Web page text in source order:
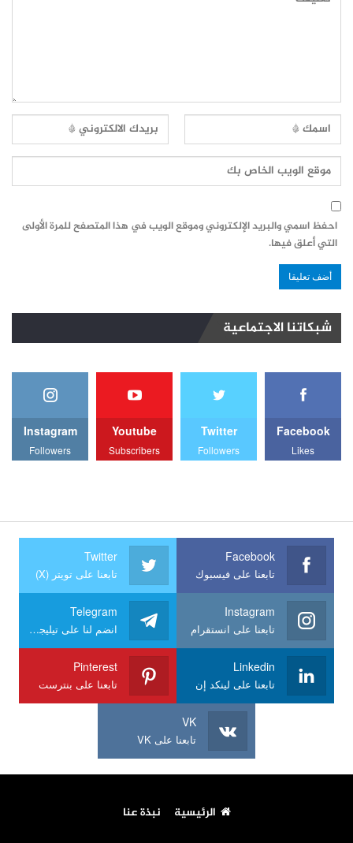
احفظ اسمي والبريد الإلكتروني وموقع الويب في هذا المتصفح للمرة الأولى
التي أعلق فيها.
شبكاتنا الاجتماعية
Facebook
Likes
Twitter
Followers
Youtube
Subscribers
Instagram
Followers
Facebook
تابعنا على فيسبوك
Twitter
تابعنا على تويتر (X)
Instagram
تابعنا على انستقرام
Telegram
انضم لنا على تيليجرام
Linkedin
تابعنا على لينكد إن
Pinterest
تابعنا على بنترست
VK
تابعنا على VK
الرئيسية نبذة عنا